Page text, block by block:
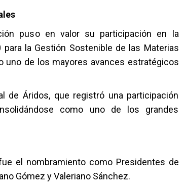
puso en valor su participación en la
la Gestión Sostenible de las Materias
uno de los mayores avances estratégicos
de Áridos, que registró una participación
como uno de los grandes
el nombramiento como Presidentes de
Gómez yValeriano Sánchez.